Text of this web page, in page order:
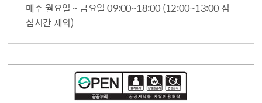
매주 월요일 ~ 금요일 09:00~18:00 (12:00~13:00 점
심시간 제외)